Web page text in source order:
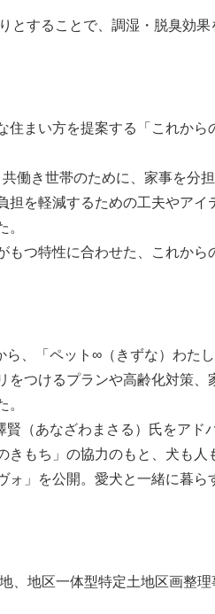
することで、調湿・脱臭効果
まい方を提案する「これから
き世帯のために、家事を分担
を軽減するための工夫やアイ
つ特性に合わせた、これから
、「ペット∞（きずな）わたし
をつけるプランや高齢化対策、
（あなざわまさる）氏をアド
もち」の協力のもと、犬も人
」を公開。愛犬と一緒に暮ら
、地区一体型特定土地区画整